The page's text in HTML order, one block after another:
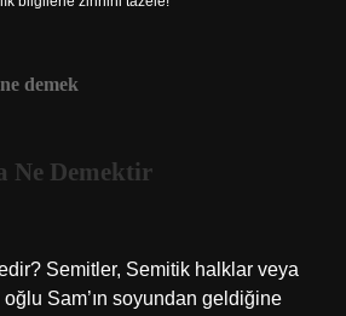
demek
Ne Demektir
Semitler, Semitik halklar veya
oğlu Sam’ın soyundan geldiğine